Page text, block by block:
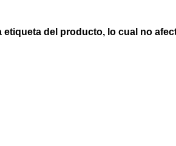
del producto, lo cual no